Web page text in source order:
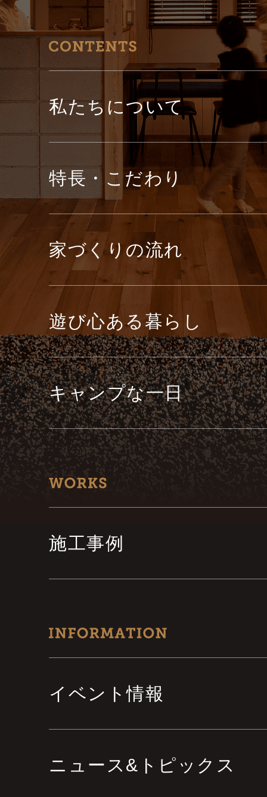
私たちについて
特長・こだわり
家づくりの流れ
遊び心ある暮らし
キャンプな一日
施工事例
イベント情報
ニュース&トピックス